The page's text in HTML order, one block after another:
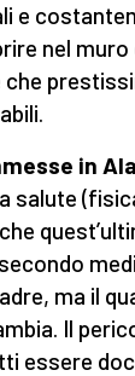
e
nel muro
che
in
salute
ma il
Il
essere